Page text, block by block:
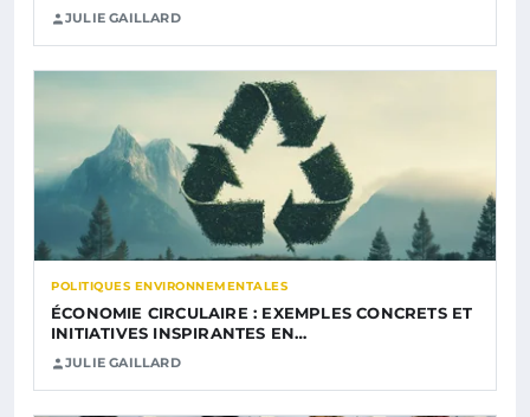
JULIE GAILLARD
POLITIQUES ENVIRONNEMENTALES
ÉCONOMIE CIRCULAIRE : EXEMPLES CONCRETS ET
INITIATIVES INSPIRANTES EN…
JULIE GAILLARD